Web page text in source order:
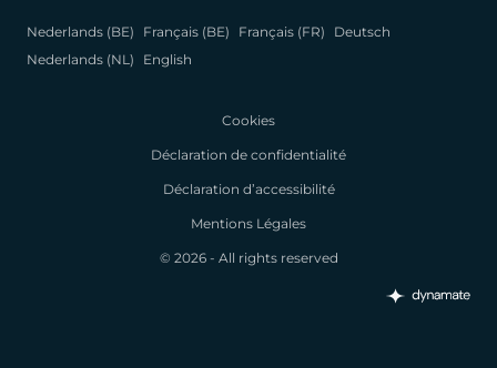
Nederlands (BE) Français (BE) Français (FR)
Deutsch
Nederlands (NL)
English
Cookies
Déclaration de confidentialité
Déclaration d’accessibilité
Mentions Légales
© 2026 - All rights reserved